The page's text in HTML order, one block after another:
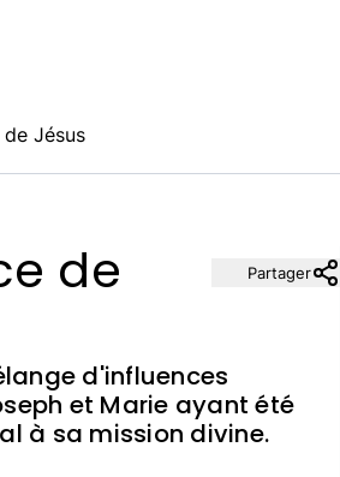
Jésus
de
d'influences
et Marie ayant été
à sa mission divine.
Partager